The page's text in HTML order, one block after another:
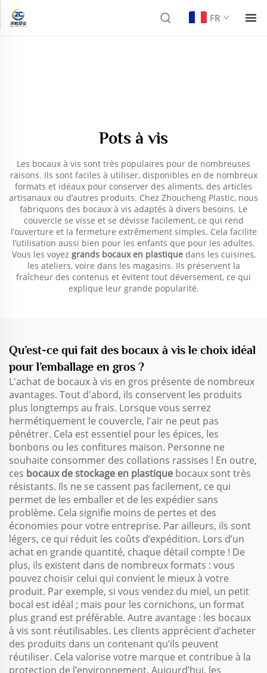
FR
Pots à vis
Les bocaux à vis sont très populaires pour de nombreuses
raisons. Ils sont faciles à utiliser, disponibles en de nombreux
formats et idéaux pour conserver des aliments, des articles
artisanaux ou d’autres produits. Chez Zhoucheng Plastic, nous
fabriquons des bocaux à vis adaptés à divers besoins. Le
couvercle se visse et se dévisse facilement, ce qui rend
l’ouverture et la fermeture extrêmement simples. Cela facilite
l’utilisation aussi bien pour les enfants que pour les adultes.
Vous les voyez grands bocaux en plastique dans les cuisines,
les ateliers, voire dans les magasins. Ils préservent la
fraîcheur des contenus et évitent tout déversement, ce qui
explique leur grande popularité.
Qu’est-ce qui fait des bocaux à vis le choix idéal
pour l’emballage en gros ?
L'achat de bocaux à vis en gros présente de nombreux
avantages. Tout d'abord, ils conservent les produits
plus longtemps au frais. Lorsque vous serrez
hermétiquement le couvercle, l'air ne peut pas
pénétrer. Cela est essentiel pour les épices, les
bonbons ou les confitures maison. Personne ne
souhaite consommer des collations rassises ! En outre,
ces bocaux de stockage en plastique bocaux sont très
résistants. Ils ne se cassent pas facilement, ce qui
permet de les emballer et de les expédier sans
problème. Cela signifie moins de pertes et des
économies pour votre entreprise. Par ailleurs, ils sont
légers, ce qui réduit les coûts d’expédition. Lors d’un
achat en grande quantité, chaque détail compte ! De
plus, ils existent dans de nombreux formats : vous
pouvez choisir celui qui convient le mieux à votre
produit. Par exemple, si vous vendez du miel, un petit
bocal est idéal ; mais pour les cornichons, un format
plus grand est préférable. Autre avantage : les bocaux
à vis sont réutilisables. Les clients apprécient d’acheter
des produits dans un contenant qu’ils peuvent
réutiliser. Cela valorise votre marque et contribue à la
protection de l’environnement. Aujourd’hui, les